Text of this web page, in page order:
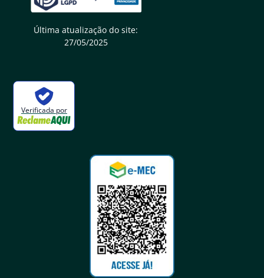
Última atualização do site:
27/05/2025
Verificada por